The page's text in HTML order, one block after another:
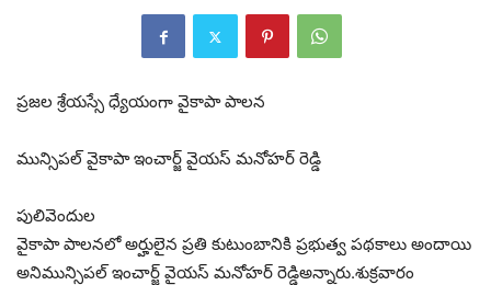
ప్రజల శ్రేయస్సే ధ్యేయంగా వైకాపా పాలన
మున్సిపల్ వైకాపా ఇంచార్జ్ వైయస్ మనోహర్ రెడ్డి
పులివెందుల
వైకాపా పాలనలో అర్హులైన ప్రతి కుటుంబానికి ప్రభుత్వ పథకాలు అందాయి
అనిమున్సిపల్ ఇంచార్జ్ వైయస్ మనోహర్ రెడ్డిఅన్నారు.శుక్రవారం